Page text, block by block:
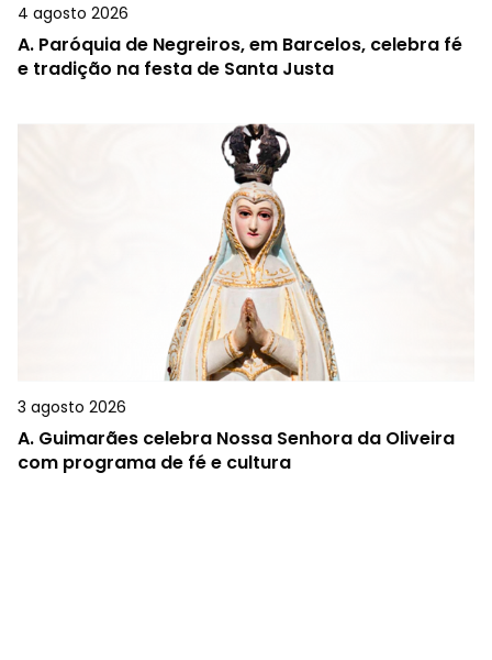
4 agosto 2026
A. Paróquia de Negreiros, em Barcelos, celebra fé
e tradição na festa de Santa Justa
3 agosto 2026
A. Guimarães celebra Nossa Senhora da Oliveira
com programa de fé e cultura